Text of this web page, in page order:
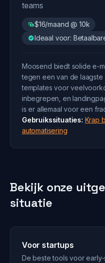
teams
$16/maand @ 10k
Ideaal voor:
Moosend biedt solide e-
tegen een van de laagste
templates voor
inbegrepen, en
is er allemaal voor een
Gebruikssituaties: Krap
automatisering
Bekijk onze
situatie
Voor startups
De beste tools voor